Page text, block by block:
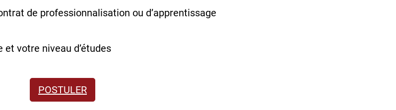
de professionnalisation ou d’apprentissage
votre niveau d’études
POSTULER